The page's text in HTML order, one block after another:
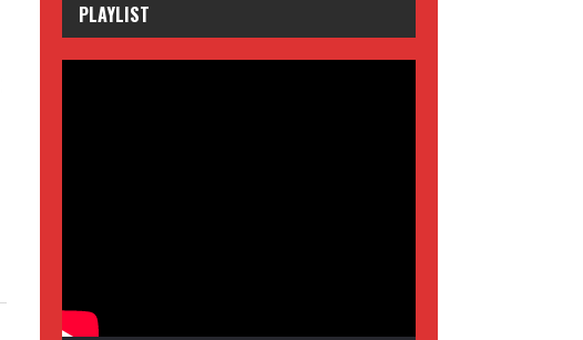
PLAYLIST